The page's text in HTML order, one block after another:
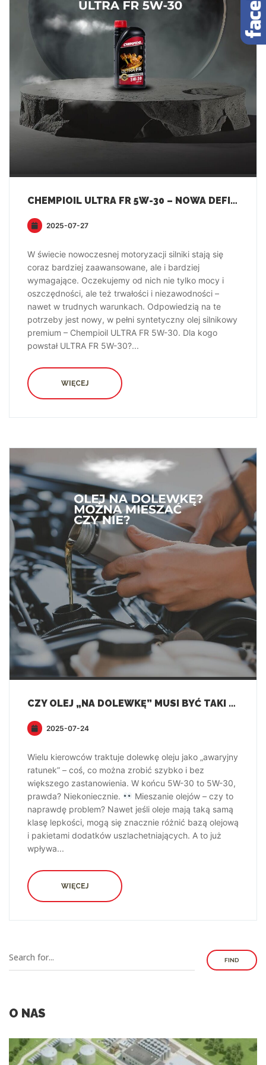
CHEMPIOIL ULTRA FR 5W-30 – NOWA DEFINICJA OCHRONY SILNIKA FORD I VOLVO
2025-07-27
W świecie nowoczesnej motoryzacji silniki stają się
coraz bardziej zaawansowane, ale i bardziej
wymagające. Oczekujemy od nich nie tylko mocy i
oszczędności, ale też trwałości i niezawodności –
nawet w trudnych warunkach. Odpowiedzią na te
potrzeby jest nowy, w pełni syntetyczny olej silnikowy
premium – Chempioil ULTRA FR 5W-30. Dla kogo
powstał ULTRA FR 5W-30?...
WIĘCEJ
CZY OLEJ „NA DOLEWKĘ” MUSI BYĆ TAKI SAM JAK ZALANY?
2025-07-24
Wielu kierowców traktuje dolewkę oleju jako „awaryjny
ratunek” – coś, co można zrobić szybko i bez
większego zastanowienia. W końcu 5W-30 to 5W-30,
prawda? Niekoniecznie.
Mieszanie olejów – czy to
naprawdę problem? Nawet jeśli oleje mają taką samą
klasę lepkości, mogą się znacznie różnić bazą olejową
i pakietami dodatków uszlachetniających. A to już
wpływa...
WIĘCEJ
FIND
O NAS